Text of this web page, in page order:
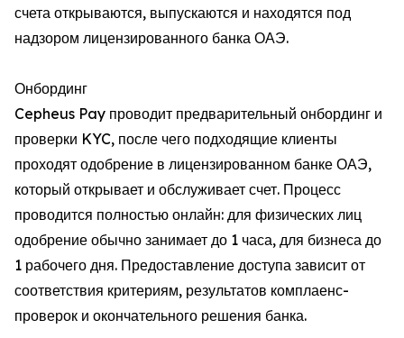
счета открываются, выпускаются и находятся под
надзором лицензированного банка ОАЭ.
Онбординг
Cepheus Pay проводит предварительный онбординг и
проверки KYC, после чего подходящие клиенты
проходят одобрение в лицензированном банке ОАЭ,
который открывает и обслуживает счет. Процесс
проводится полностью онлайн: для физических лиц
одобрение обычно занимает до 1 часа, для бизнеса до
1 рабочего дня. Предоставление доступа зависит от
соответствия критериям, результатов комплаенс-
проверок и окончательного решения банка.